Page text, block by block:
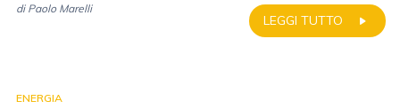
LEGGI TUTTO
di Paolo Marelli
ENERGIA